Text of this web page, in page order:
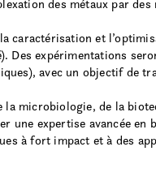
des métaux par
caractérisation et
expérimentations
avec un objectif de
microbiologie, de la
une expertise avancée en
à fort impact et à des